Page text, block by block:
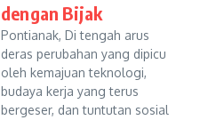
dengan Bijak
Pontianak, Di tengah arus
deras perubahan yang dipicu
oleh kemajuan teknologi,
budaya kerja yang terus
bergeser, dan tuntutan sosial